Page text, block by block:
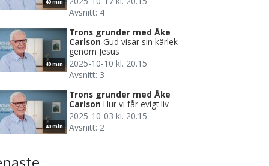
Avsnitt: 4
40 min
Trons grunder med Åke
Carlson Gud visar sin kärlek
genom Jesus
2025-10-10 kl. 20.15
Avsnitt: 3
40 min
Trons grunder med Åke
Carlson Hur vi får evigt liv
2025-10-03 kl. 20.15
Avsnitt: 2